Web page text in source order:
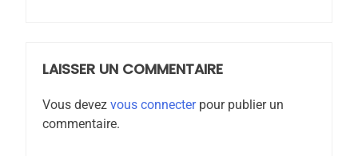
LAISSER UN COMMENTAIRE
Vous devez vous connecterpour publier un
commentaire.
8
Tafraout, le miel de Tadla